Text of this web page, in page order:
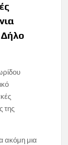
της
ακόμη μια